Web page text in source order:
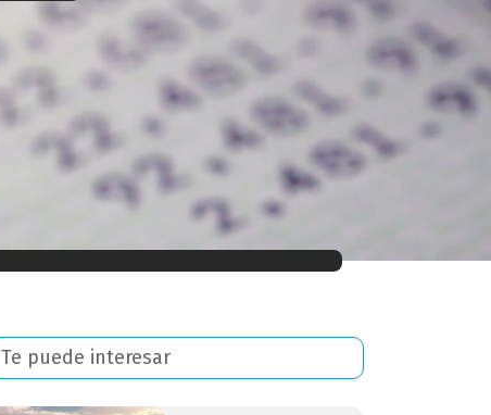
Te puede interesar